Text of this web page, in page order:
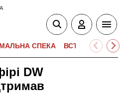
СПЕКА ВСТУПНА
DW